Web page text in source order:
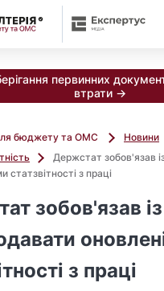
первинних
втрати →
бюджету та ОМС
Новини
Держстат зобов'язав
статзвітності з праці
зобов'язав
з праці